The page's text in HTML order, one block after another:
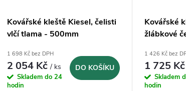
Kovářské kleště Kiesel, čelisti
vlčí tlama - 500mm
1 698 Kč bez DPH
2 054 Kč/ ks
Skladem do 24
hodin
DO KOŠÍKU
Kovářské
žlábkové
1 426 Kč bez
1 725
Skladem
hodin